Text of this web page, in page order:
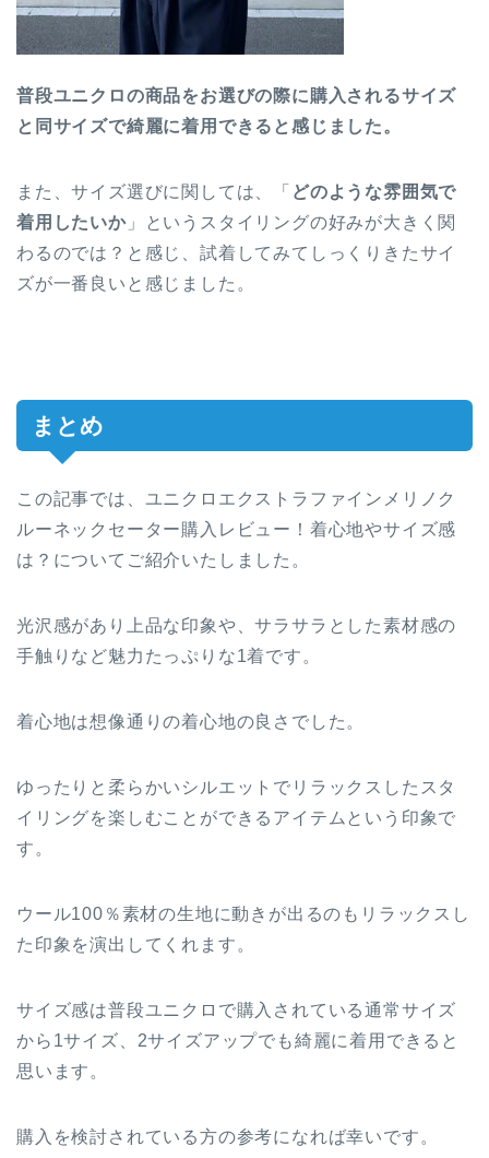
普段ユニクロの商品をお選びの際に購入されるサイズ
と同サイズで綺麗に着用できると感じました。
また、サイズ選びに関しては、「 どのような雰囲気で
着用したいか」というスタイリングの好みが大きく関
わるのでは？と感じ、試着してみてしっくりきたサイ
ズが一番良いと感じました。
まとめ
この記事では、ユニクロエクストラファインメリノク
ルーネックセーター購入レビュー！着心地やサイズ感
は？についてご紹介いたしました。
光沢感があり上品な印象や、サラサラとした素材感の
手触りなど魅力たっぷりな1着です。
着心地は想像通りの着心地の良さでした。
ゆったりと柔らかいシルエットでリラックスしたスタ
イリングを楽しむことができるアイテムという印象で
す。
ウール100％素材の生地に動きが出るのもリラックスし
た印象を演出してくれます。
サイズ感は普段ユニクロで購入されている通常サイズ
から1サイズ、2サイズアップでも綺麗に着用できると
思います。
購入を検討されている方の参考になれば幸いです。